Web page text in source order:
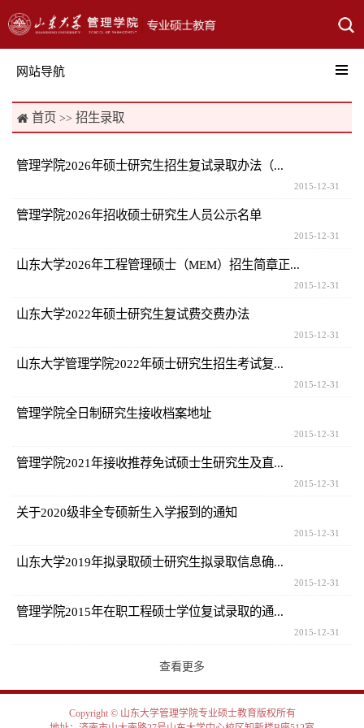
网站导航
 首页 >> 招生录取
管理学院2026年硕士研究生招生复试录取办法（...
2015-12-31
管理学院2026年招收硕士研究生人员公示名单
2015-12-31
山东大学2026年工程管理硕士（MEM）招生简章正...
2015-12-31
山东大学2022年硕士研究生复试费交费办法
2015-12-31
山东大学管理学院2022年硕士研究生招生考试复...
2015-12-31
管理学院全日制研究生接收档案地址
2015-12-31
管理学院2021年接收推荐免试硕士生研究生及直...
2015-12-31
关于2020级非全专硕新生入学报到的通知
2015-12-31
山东大学2019年拟录取硕士研究生拟录取信息确...
2015-12-31
管理学院2015年在职工程硕士学位复试录取的通...
2015-12-31
查看更多
Copyright © 山东大学管理学院专业硕士教育版权所有